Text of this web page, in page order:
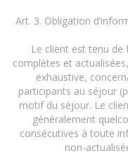
Art. 3. Obligation
Le client est tenu
complètes et
exhaustive,
participants au séjour
motif du séjour. Le
généralement
consécutives à toute
non-